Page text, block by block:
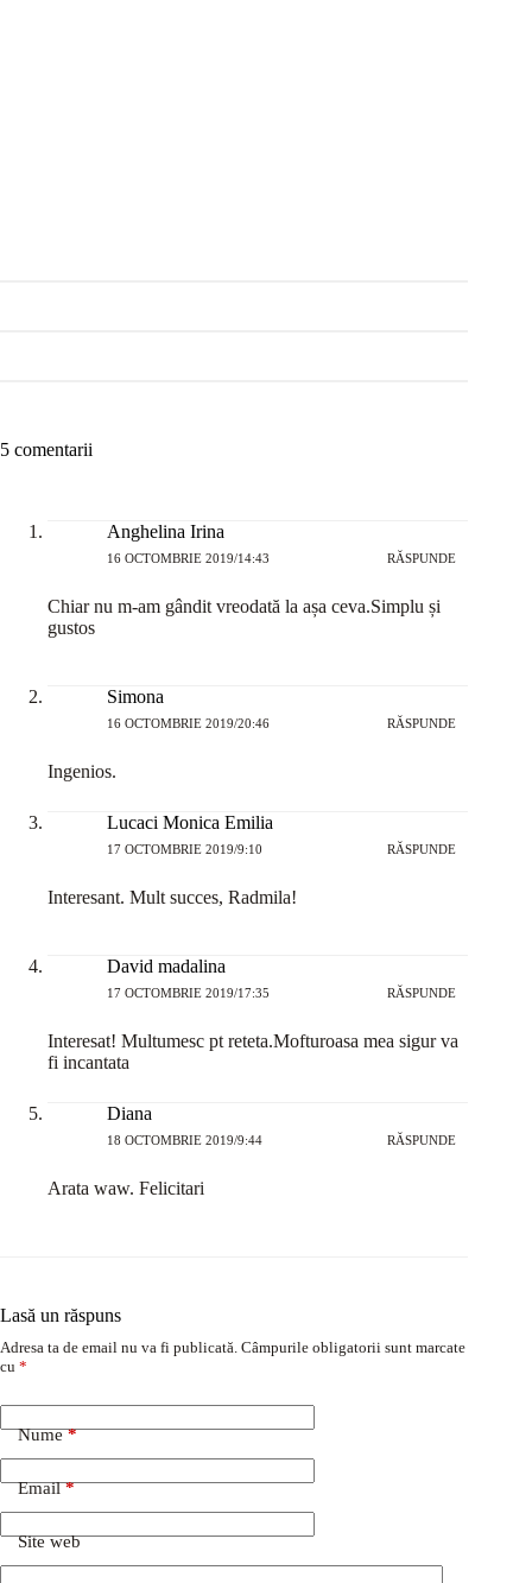
5 comentarii
Anghelina Irina
16 OCTOMBRIE 2019/14:43 RĂSPUNDE
Chiar nu m-am gândit vreodată la așa ceva.Simplu și
gustos
Simona
16 OCTOMBRIE 2019/20:46 RĂSPUNDE
Ingenios.
Lucaci Monica Emilia
17 OCTOMBRIE 2019/9:10 RĂSPUNDE
Interesant. Mult succes, Radmila!
David madalina
17 OCTOMBRIE 2019/17:35 RĂSPUNDE
Interesat! Multumesc pt reteta.Mofturoasa mea sigur va
fi incantata
Diana
18 OCTOMBRIE 2019/9:44 RĂSPUNDE
Arata waw. Felicitari
Lasă un răspuns
Adresa ta de email nu va fi publicată. Câmpurile obligatorii sunt marcate
cu *
Nume*
Email*
Site web